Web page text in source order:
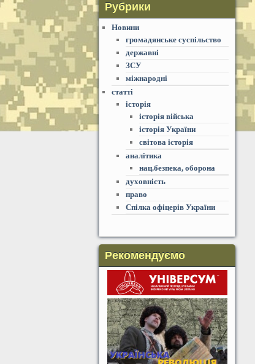
Рубрики
Новини
громадянське суспільство
державні
ЗСУ
міжнародні
статті
історія
історія війська
історія України
світова історія
аналітика
нац.безпека, оборона
духовність
право
Спілка офіцерів України
Рекомендуємо